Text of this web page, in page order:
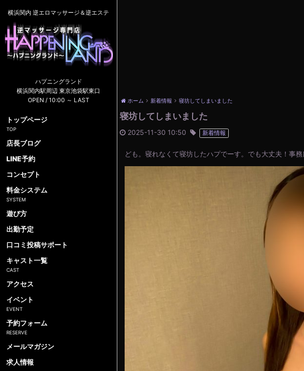
ホーム 新着情報 寝坊してしまいました
寝坊してしまいました
2025-11-30 10:50 新着情報
ども。寝れなくて寝坊したハプでーす。でも大丈夫！事
横浜関内 逆エロマッサージ＆逆エステ
ハプニングランド
横浜関内駅周辺 東京池袋駅東口
OPEN / 10:00 ～ LAST
トップページ
店長ブログ
LINE予約
コンセプト
料金システム
遊び方
出勤予定
口コミ投稿サポート
キャスト一覧
アクセス
イベント
予約フォーム
メールマガジン
求人情報